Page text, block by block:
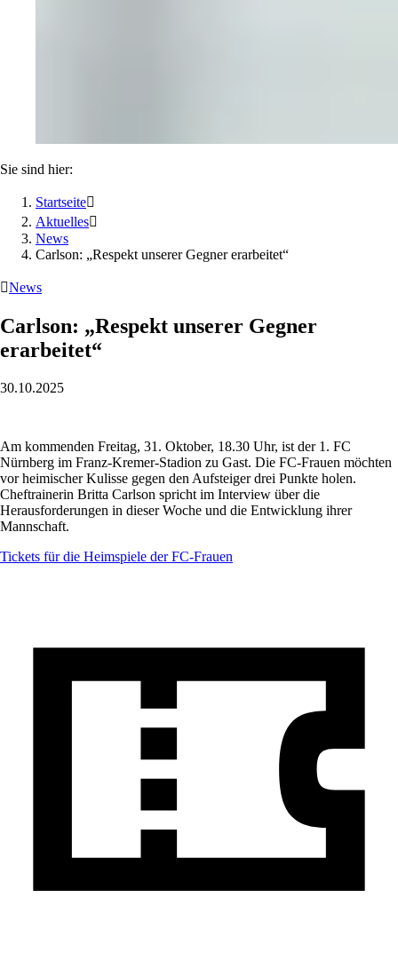
Sie sind hier:
Startseite
Aktuelles
News
Carlson: „Respekt unserer Gegner erarbeitet“
News
Carlson: „Respekt unserer Gegner
erarbeitet“
30.10.2025
Am kommenden Freitag, 31. Oktober, 18.30 Uhr, ist der 1. FC
Nürnberg im Franz-Kremer-Stadion zu Gast. Die FC-Frauen möchten
vor heimischer Kulisse gegen den Aufsteiger drei Punkte holen.
Cheftrainerin Britta Carlson spricht im Interview über die
Herausforderungen in dieser Woche und die Entwicklung ihrer
Mannschaft.
Tickets für die Heimspiele der FC-Frauen